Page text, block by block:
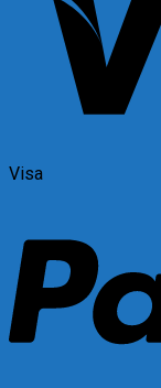
Visa